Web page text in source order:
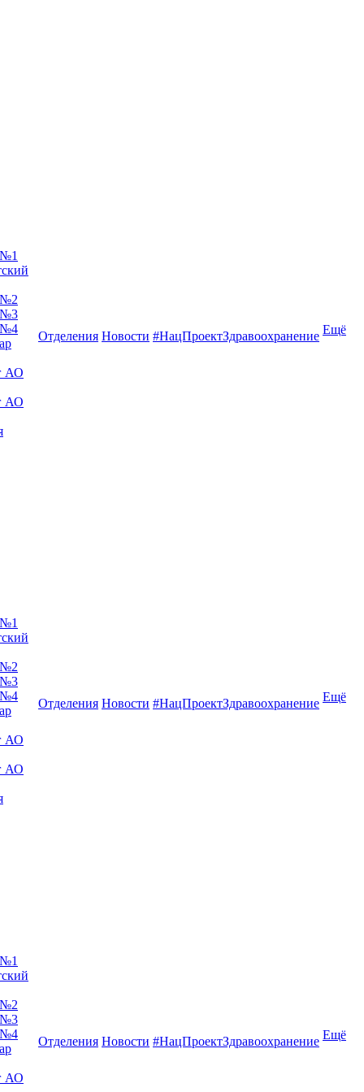
№2
№3
№4
АО
АО
Отделения Новости #НацПроектЗдравоохранение Ещё
№2
№3
№4
АО
АО
Отделения Новости #НацПроектЗдравоохранение Ещё
№2
№3
№4
АО
Отделения Новости #НацПроектЗдравоохранение Ещё